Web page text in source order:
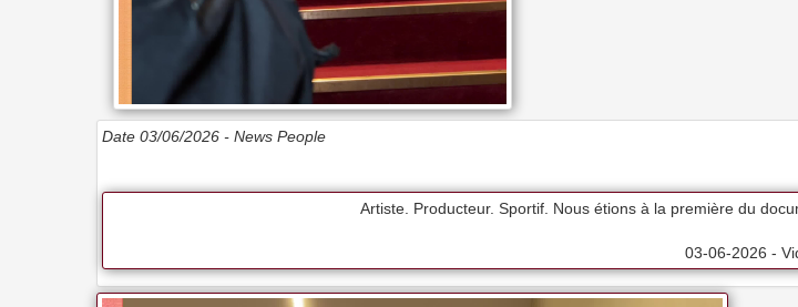
Date 03/06/2026 - News People
Artiste. Producteur. Sportif. Nous étions à la première du
03-06-2026 -